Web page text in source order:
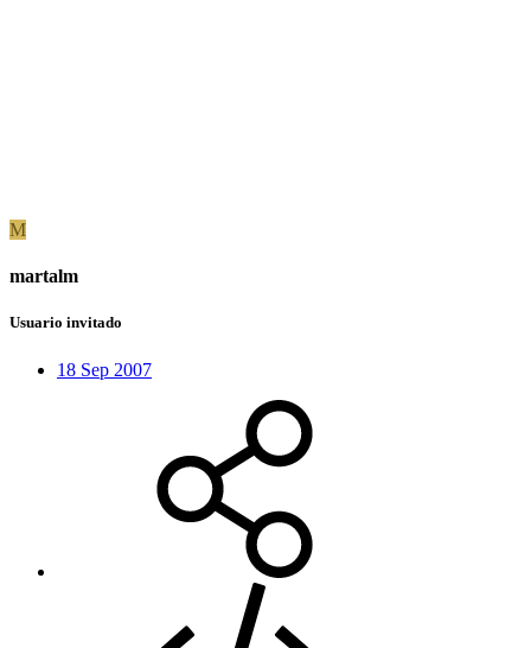
M
martalm
Usuario invitado
18 Sep 2007